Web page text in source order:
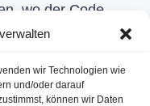
wir Technologien wie
und/oder darauf
können wir Daten
wo der Code
dem Webserver.
Aufgabe,
von